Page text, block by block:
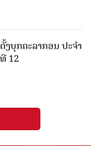
ງບຸກຄະລາກອນ ປະຈໍາ
12